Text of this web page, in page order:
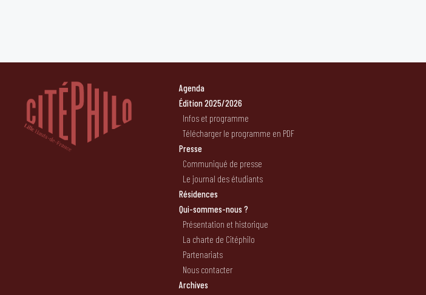
Agenda
Édition 2025/2026
Infos et programme
Télécharger le programme en PDF
Presse
Communiqué de presse
Le journal des étudiants
Résidences
Qui-sommes-nous ?
Présentation et historique
La charte de Citéphilo
Partenariats
Nous contacter
Archives